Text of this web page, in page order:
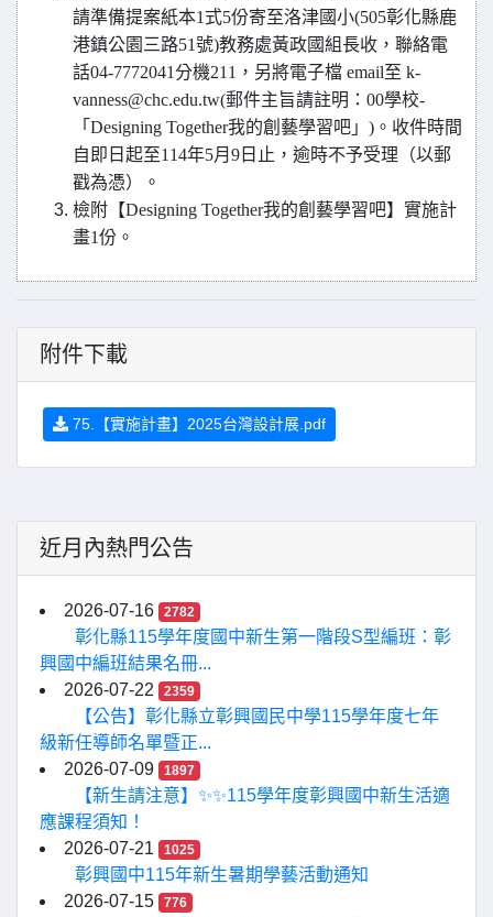
請準備提案紙本1式5份寄至洛津國小(505彰化縣鹿
港鎮公園三路51號)教務處黃政國組長收，聯絡電
話04-7772041分機211，另將電子檔 email至 k-
vanness@chc.edu.tw(郵件主旨請註明：00學校-
「Designing Together我的創藝學習吧」)。收件時間
自即日起至114年5月9日止，逾時不予受理（以郵
戳為憑）。
檢附【Designing Together我的創藝學習吧】實施計
畫1份。
附件下載
75.【實施計畫】2025台灣設計展.pdf
近月內熱門公告
2026-07-16 2782
彰化縣115學年度國中新生第一階段S型編班：彰
興國中編班結果名冊...
2026-07-22
2359
【公告】彰化縣立彰興國民中學115學年度七年
級新任導師名單暨正...
2026-07-09
1897
【新生請注意】✨✨115學年度彰興國中新生活適
應課程須知！
2026-07-21
1025
彰興國中115年新生暑期學藝活動通知
2026-07-15
776